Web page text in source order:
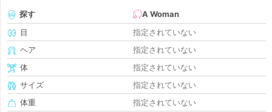
探す
A Woman
目
指定されていない
ヘア
指定されていない
体
指定されていない
サイズ
指定されていない
体重
指定されていない